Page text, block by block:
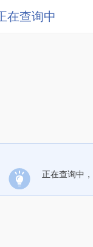
在查询中
正在查询中